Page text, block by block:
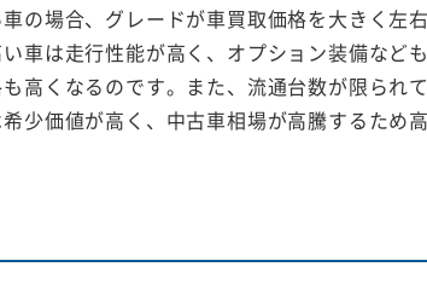
の場合、グレードが車買取価格を大きく左
車は走行性能が高く、オプション装備など
高くなるのです。また、流通台数が限られ
少価値が高く、中古車相場が高騰するため